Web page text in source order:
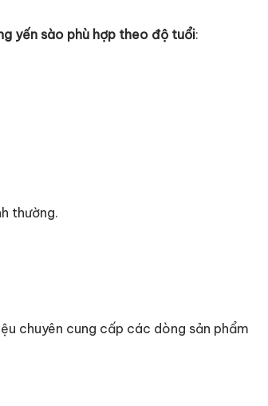
yến sào phù hợp theo độ tuổi:
thường.
chuyên cung cấp các dòng sản phẩm